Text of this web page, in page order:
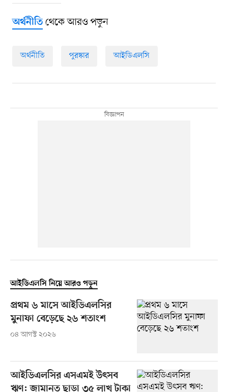
অর্থনীতিথেকে আরও পড়ুন
অর্থনীতি পুরস্কার আইডিএলসি
আইডিএলসি নিয়ে আরও পড়ুন
প্রথম ৬ মাসে আইডিএলসির
মুনাফা বেড়েছে ২৬ শতাংশ
০৪ আগস্ট ২০২৬
আইডিএলসির এসএমই উৎসব
ঋণ: জামানত ছাড়া ৩৫ লাখ টাকা